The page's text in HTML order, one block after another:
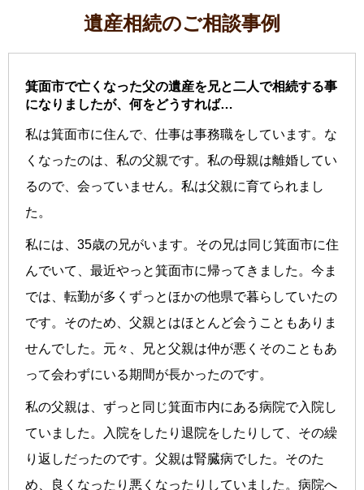
遺産相続のご相談事例
箕面市で亡くなった父の遺産を兄と二人で相続する事
になりましたが、何をどうすれば…
私は箕面市に住んで、仕事は事務職をしています。な
くなったのは、私の父親です。私の母親は離婚してい
るので、会っていません。私は父親に育てられまし
た。
私には、35歳の兄がいます。その兄は同じ箕面市に住
んでいて、最近やっと箕面市に帰ってきました。今ま
では、転勤が多くずっとほかの他県で暮らしていたの
です。そのため、父親とはほとんど会うこともありま
せんでした。元々、兄と父親は仲が悪くそのこともあ
って会わずにいる期間が長かったのです。
私の父親は、ずっと同じ箕面市内にある病院で入院し
ていました。入院をしたり退院をしたりして、その繰
り返しだったのです。父親は腎臓病でした。そのた
め、良くなったり悪くなったりしていました。病院へ